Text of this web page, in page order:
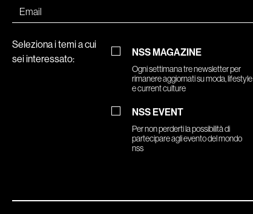
Seleziona i temi a cui
sei interessato:
NSS MAGAZINE
Ogni settimana tre newsletter per
rimanere aggiornati su moda, lifestyle
e current culture
NSS EVENT
Per non perderti la possibilità di
partecipare agli evento del mondo
nss